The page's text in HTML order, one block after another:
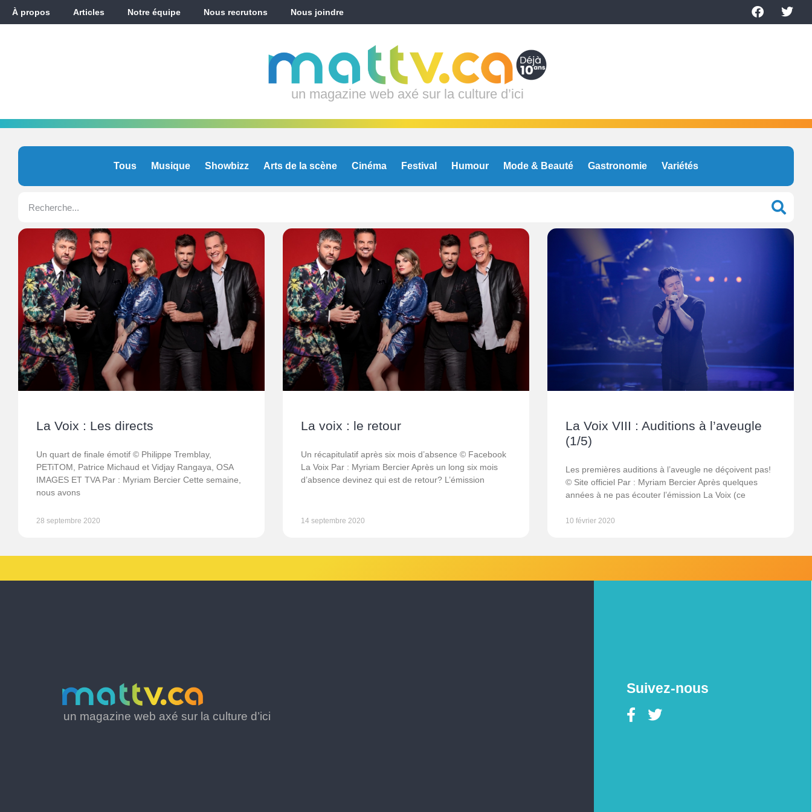
À propos Articles Notre équipe Nous recrutons Nous joindre
un magazine web axé sur la culture d’ici
Tous Musique Showbizz Arts de la scène Cinéma Festival Humour Mode & Beauté Gastronomie Variétés
La Voix : Les directs
Un quart de finale émotif © Philippe Tremblay,
PETiTOM, Patrice Michaud et Vidjay Rangaya, OSA
IMAGES ET TVA Par : Myriam Bercier Cette semaine,
nous avons
28 septembre 2020
La voix : le retour
Un récapitulatif après six mois d’absence © Facebook
La Voix Par : Myriam Bercier Après un long six mois
d’absence devinez qui est de retour? L’émission
14 septembre 2020
La Voix VIII : Auditions à l’aveugle
(1/5)
Les premières auditions à l’aveugle ne déçoivent pas!
© Site officiel Par : Myriam Bercier Après quelques
années à ne pas écouter l’émission La Voix (ce
10 février 2020
un magazine web axé sur la culture d’ici
Suivez-nous